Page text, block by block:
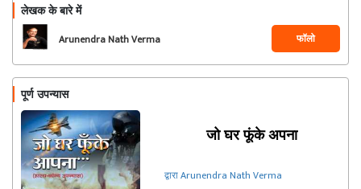
लेखक के बारे में
Arunendra Nath Verma फॉलो
पूर्ण उपन्यास
जो घर फूंके अपना
द्वारा Arunendra Nath Verma